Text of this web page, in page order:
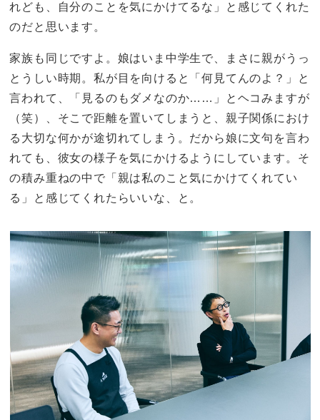
れども、自分のことを気にかけてるな」と感じてくれた
のだと思います。
家族も同じですよ。娘はいま中学生で、まさに親がうっ
とうしい時期。私が目を向けると「何見てんのよ？」と
言われて、「見るのもダメなのか……」とヘコみますが
（笑）、そこで距離を置いてしまうと、親子関係におけ
る大切な何かが途切れてしまう。だから娘に文句を言わ
れても、彼女の様子を気にかけるようにしています。そ
の積み重ねの中で「親は私のこと気にかけてくれてい
る」と感じてくれたらいいな、と。